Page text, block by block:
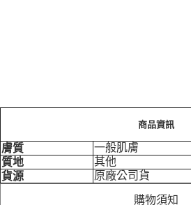
商品資訊
膚質
一般肌膚
質地
其他
貨源
原廠公司貨
購物須知